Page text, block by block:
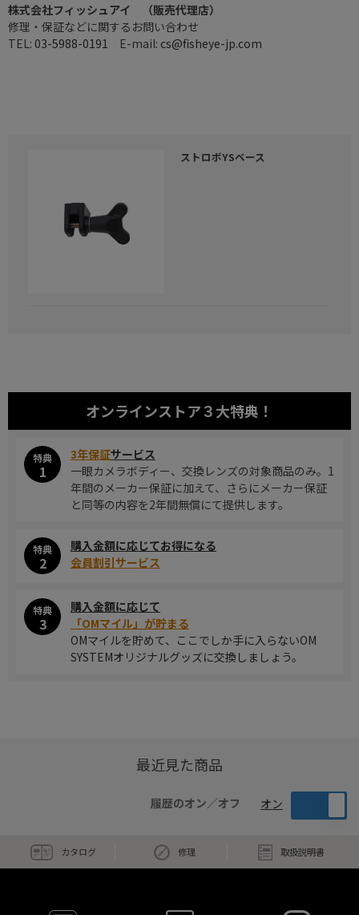
株式会社フィッシュアイ （販売代理店）
修理・保証などに関するお問い合わせ
TEL: 03-5988-0191 E-mail: cs@fisheye-jp.com
ストロボYSベース
オンラインストア３大特典！
特典
1
3年保証サービス
一眼カメラボディー、交換レンズの対象商品のみ。1
年間のメーカー保証に加えて、さらにメーカー保証
と同等の内容を2年間無償にて提供します。
特典
2
購入金額に応じてお得になる
会員割引サービス
特典
3
購入金額に応じて
「OMマイル」が貯まる
OMマイルを貯めて、ここでしか手に入らないOM
SYSTEMオリジナルグッズに交換しましょう。
最近見た商品
履歴のオン／オフ オン
カタログ 修理 取扱説明書